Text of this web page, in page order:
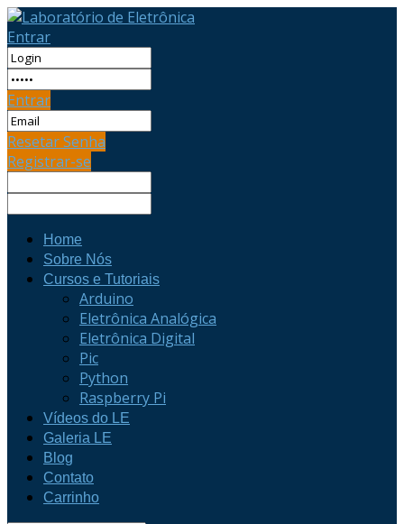
Entrar
Entrar
Resetar Senha
Registrar-se
Home
Sobre Nós
Cursos e Tutoriais
Arduino
Eletrônica Analógica
Eletrônica Digital
Pic
Python
Raspberry Pi
Vídeos do LE
Galeria LE
Blog
Contato
Carrinho